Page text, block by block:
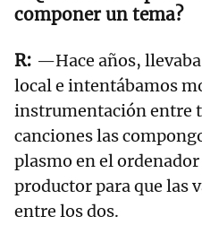
componer un tema?
—Hace años,
local e intentábamos
instrumentación entre
canciones las
plasmo en el
productor para que las
entre los dos.